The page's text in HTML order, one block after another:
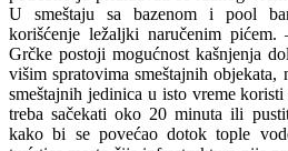
U smeštaju sa bazenom i pool
korišćenje ležaljki naručenim pićem.
Grčke postoji mogućnost kašnjenja
višim spratovima smeštajnih objekata,
smeštajnih jedinica u isto vreme
treba sačekati oko 20 minuta ili
kako bi se povećao dotok tople